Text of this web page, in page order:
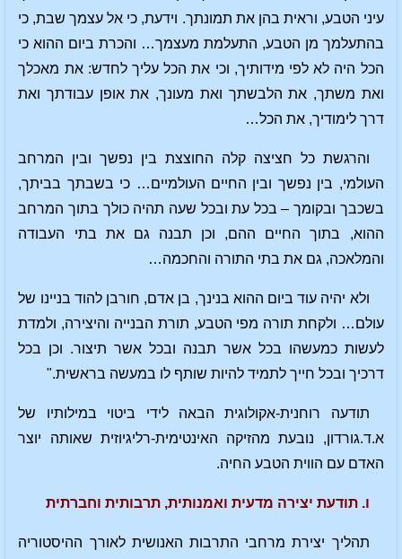
עיני הטבע, וראית בהן את תמונתך. וידעת, כי אל עצמך שבת, כי
בהתעלמך מן הטבע, התעלמת מעצמך… והכרת ביום ההוא כי
הכל היה לא לפי מידותיך, וכי את הכל עליך לחדש: את מאכלך
ואת משתך, את הלבשתך ואת מעונך, את אופן עבודתך ואת
דרך לימודיך, את הכל…
והרגשת כל חציצה קלה החוצצת בין נפשך ובין המרחב
העולמי, בין נפשך ובין החיים העולמיים… כי בשבתך בביתך,
בשכבך ובקומך – בכל עת ובכל שעה תהיה כולך בתוך המרחב
ההוא, בתוך החיים ההם, וכן תבנה גם את בתי העבודה
והמלאכה, גם את בתי התורה והחכמה…
ולא יהיה עוד ביום ההוא בנינך, בן אדם, חורבן להוד בניינו של
עולם… ולקחת תורה מפי הטבע, תורת הבנייה והיצירה, ולמדת
לעשות כמעשהו בכל אשר תבנה ובכל אשר תיצור. וכן בכל
דרכיך ובכל חייך לתמיד להיות שותף לו במעשה בראשית."
תודעה רוחנית-אקולוגית הבאה לידי ביטוי במילותיו של
א.ד.גורדון, נובעת מהזיקה האינטימית-רליגיוזית שאותה יוצר
האדם עם הווית הטבע החיה.
ו. תודעת יצירה מדעית ואמנותית, תרבותית וחברתית
תהליך יצירת מרחבי התרבות האנושית לאורך ההיסטוריה